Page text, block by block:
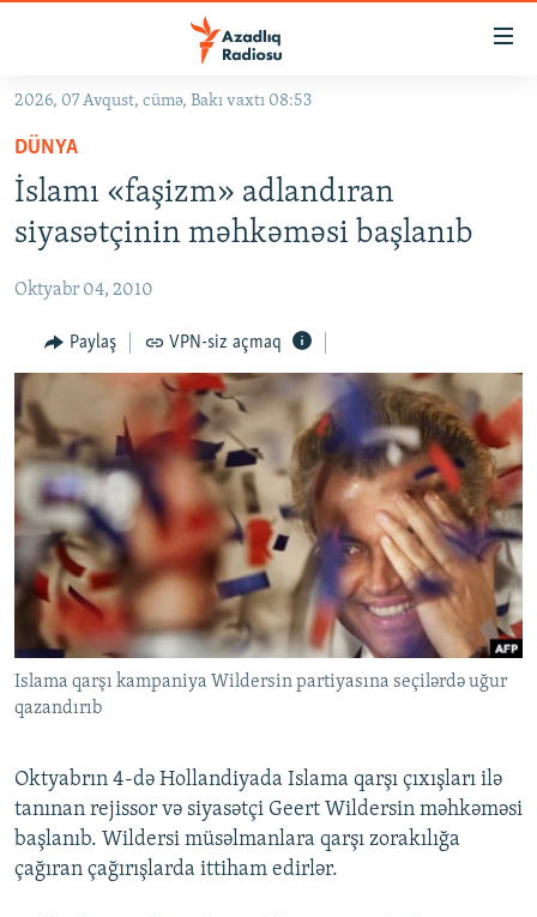
Əsas
qayıt
Əsas
naviqasiyaya
qayıt
Axtarışa
#İZAHLA
KORRUPSIOMETR
#ƏSLINDƏ
FƏRQƏ BAX
QANUNI DOĞRU
ARAŞDIRMA
MULTIMEDIA
VIDEO
FOTOQALEREYA
İNFOQRAFIKA
KARIKATURA
RADIO ARXIV
OXU ZALI
AZƏRBAYCAN ƏDƏBIYYATI KITABXANASI
İSLAM VƏ DEMOKRATIYA
İZ - MƏDƏNIYYƏT PROQRAMI
HAQQIMIZDA
MISSIYAMIZ
PEŞƏ ETIKASI VƏ JURNALISTIKA STANDARTLARIMIZ
MATERIALLARIMIZDAN ISTIFADƏ
AZADLIQRADIOSU MOBIL TELEFONUNUZDA
XƏBƏR BÜLLETENLƏRIMIZ
BIZI IZLƏ
RFE/RL-in bütün saytları
2026, 07 Avqust, cümə, Bakı vaxtı 08:53
DÜNYA
İslamı «faşizm» adlandıran
siyasətçinin məhkəməsi başlanıb
Oktyabr 04, 2010
Paylaş VPN-siz açmaq
Islama qarşı kampaniya Wildersin partiyasına seçilərdə uğur
qazandırıb
Oktyabrın 4-də Hollandiyada Islama qarşı çıxışları ilə
tanınan rejissor və siyasətçi Geert Wildersin məhkəməsi
başlanıb. Wildersi müsəlmanlara qarşı zorakılığa
çağıran çağırışlarda ittiham edirlər.